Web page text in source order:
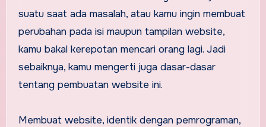
suatu saat ada masalah, atau kamu ingin membuat
perubahan pada isi maupun tampilan website,
kamu bakal kerepotan mencari orang lagi. Jadi
sebaiknya, kamu mengerti juga dasar-dasar
tentang pembuatan website ini.
Membuat website, identik dengan pemrograman,